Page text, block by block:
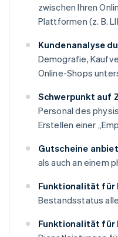
zwischen Ihren
Plattformen (z. B.
Kundenanalyse
Demografie,
Online-Shops
Schwerpunkt auf
Personal des
Erstellen einer
Gutscheine
als auch an einem
Funktionalität für
Bestandsstatus
Funktionalität für